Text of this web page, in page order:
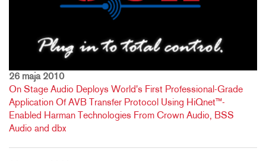
26 maja 2010
On Stage Audio Deploys World's First Professional-Grade
Application Of AVB Transfer Protocol Using HiQnet™-
Enabled Harman Technologies From Crown Audio, BSS
Audio and dbx